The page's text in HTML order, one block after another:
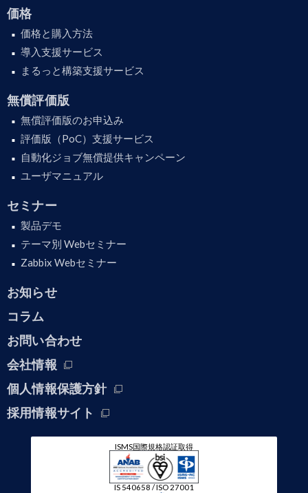
価格
価格と購入方法
導入支援サービス
まるっと構築支援サービス
無償評価版
無償評価版のお申込み
評価版（PoC）支援サービス
自動化ジョブ無償提供キャンペーン
ユーザマニュアル
セミナー
製品デモ
テーマ別 Webセミナー
Zabbix Webセミナー
お知らせ
コラム
お問い合わせ
会社情報
個人情報保護方針
採用情報サイト
ISMS国際規格認証取得
IS 540658 / ISO 27001